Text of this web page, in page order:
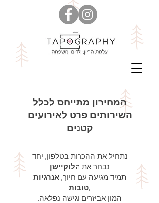
המחירון מתייחס לכלל
השירותים פרט לאירועים
קטנים
נתחיל את ההכרות בטלפון, יחד
נבחר את הלוקיישן
תמיד מגיעה עם חיוך, אנרגיות
טובות,
.המון אביזרים וגישה נפלאה